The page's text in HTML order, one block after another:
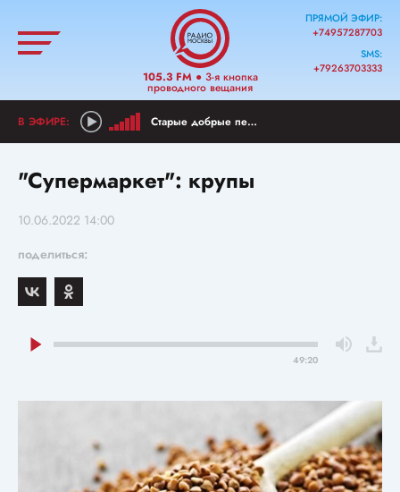
105.3 FM● 3-я кнопка
проводного вещания
ПРЯМОЙ ЭФИР:
+74957287703
SMS:
+79263703333
Старые добрые песни из детства
"Супермаркет": крупы
10.06.2022 14:00
поделиться:
49:20